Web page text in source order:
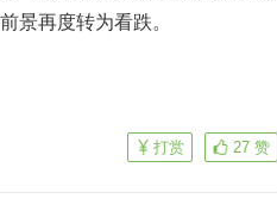
景再度转为看跌。
27 赞
打赏